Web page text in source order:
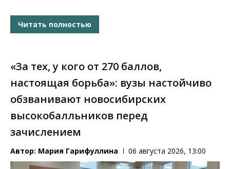
Читать полностью
«За тех, у кого от 270 баллов,
настоящая борьба»: вузы настойчиво
обзванивают новосибирских
высокобалльников перед
зачислением
Автор: Мария Гарифуллина 06 августа 2026, 13:00